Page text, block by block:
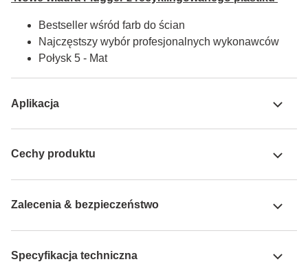
Bestseller wśród farb do ścian
Najczęstszy wybór profesjonalnych wykonawców
Połysk 5 - Mat
Aplikacja
Cechy produktu
Zalecenia & bezpieczeństwo
Specyfikacja techniczna